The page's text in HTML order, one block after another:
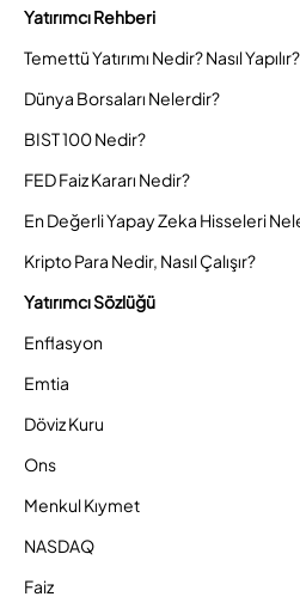
Yatırımcı Rehberi
Temettü Yatırımı Nedir? Nasıl Yapılır?
Dünya Borsaları Nelerdir?
BIST 100 Nedir?
FED Faiz Kararı Nedir?
En Değerli Yapay Zeka Hisseleri
Kripto Para Nedir, Nasıl Çalışır?
Yatırımcı Sözlüğü
Enflasyon
Emtia
Döviz Kuru
Ons
Menkul Kıymet
NASDAQ
Faiz